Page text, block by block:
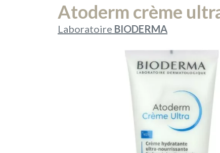
Atoderm crème
Laboratoire BIODERMA